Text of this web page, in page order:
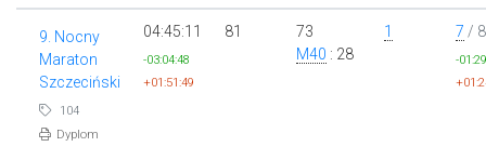
9. Nocny
Maraton
Szczeciński
104
Dyplom
04:45:11
-03:04:48
+01:51:49
81
73
M40 : 28
1 7 / 8
-